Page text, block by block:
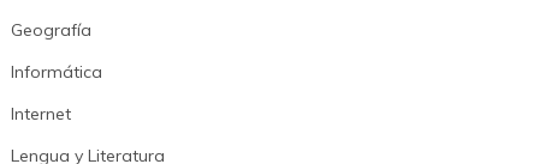
Geografía
Informática
Internet
Lengua y Literatura